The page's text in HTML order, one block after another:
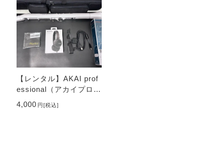
【レンタル】AKAI prof
essional（アカイプロフ
ェッショナル） EWI S
OLO Special Edition W
4,000 円[税込]